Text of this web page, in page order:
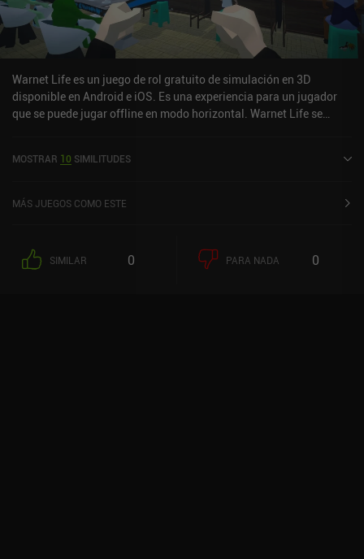
tiempo. Paragon Pioneers 2 es un juego premium de 5,99 $, y es
una recomendación fácil para todos los amantes de los juegos de
simulación.
Warnet Life es un juego de rol gratuito de simulación en 3D
disponible en Android e iOS. Es una experiencia para un jugador
que se puede jugar offline en modo horizontal. Warnet Life se
MOSTRAR 10 SIMILITUDES
MÁS JUEGOS COMO ESTE
SIMILAR 0 PARA NADA 0